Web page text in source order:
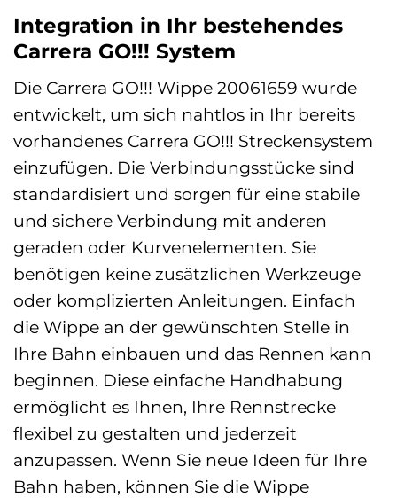
Integration in Ihr bestehendes
Carrera GO!!! System
Die Carrera GO!!! Wippe 20061659 wurde
entwickelt, um sich nahtlos in Ihr bereits
vorhandenes Carrera GO!!! Streckensystem
einzufügen. Die Verbindungsstücke sind
standardisiert und sorgen für eine stabile
und sichere Verbindung mit anderen
geraden oder Kurvenelementen. Sie
benötigen keine zusätzlichen Werkzeuge
oder komplizierten Anleitungen. Einfach
die Wippe an der gewünschten Stelle in
Ihre Bahn einbauen und das Rennen kann
beginnen. Diese einfache Handhabung
ermöglicht es Ihnen, Ihre Rennstrecke
flexibel zu gestalten und jederzeit
anzupassen. Wenn Sie neue Ideen für Ihre
Bahn haben, können Sie die Wippe